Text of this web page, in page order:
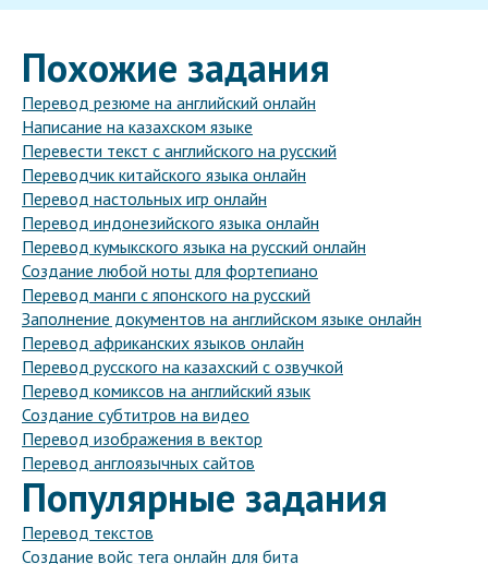
Похожие задания
Перевод резюме на английский онлайн
Написание на казахском языке
Перевести текст с английского на русский
Переводчик китайского языка онлайн
Перевод настольных игр онлайн
Перевод индонезийского языка онлайн
Перевод кумыкского языка на русский онлайн
Создание любой ноты для фортепиано
Перевод манги с японского на русский
Заполнение документов на английском языке онлайн
Перевод африканских языков онлайн
Перевод русского на казахский с озвучкой
Перевод комиксов на английский язык
Создание субтитров на видео
Перевод изображения в вектор
Перевод англоязычных сайтов
Популярные задания
Перевод текстов
Создание войс тега онлайн для бита